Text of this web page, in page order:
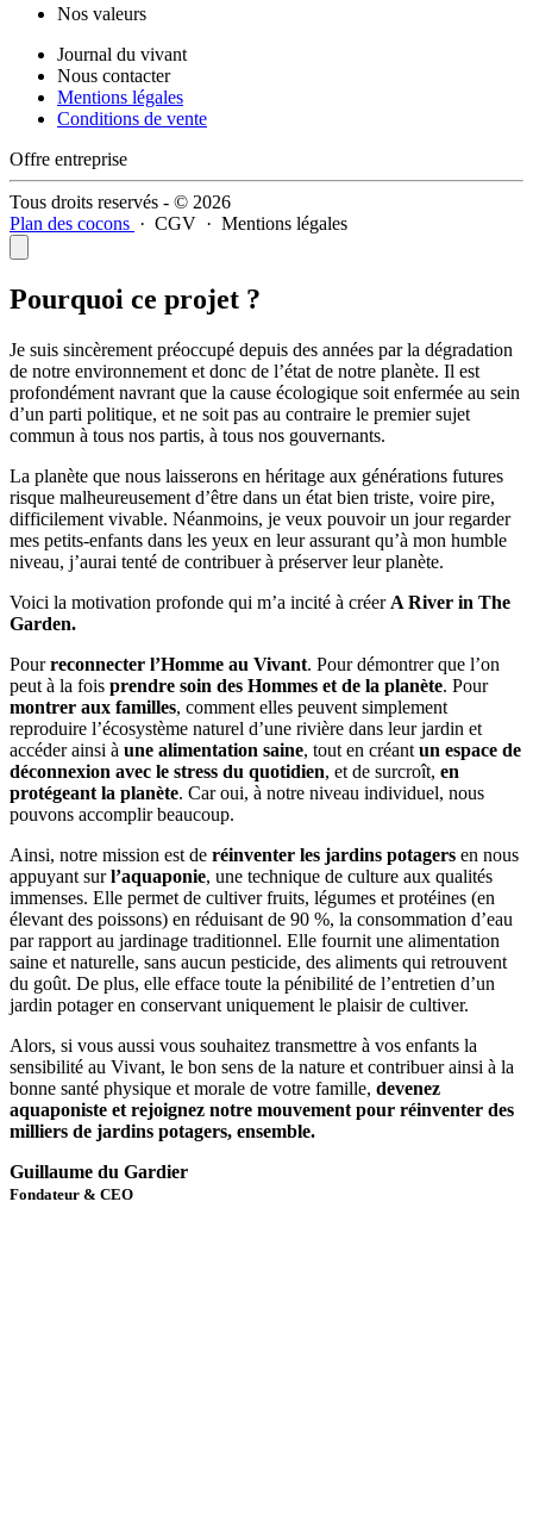
Nos valeurs
Journal du vivant
Nous contacter
Mentions légales
Conditions de vente
Offre entreprise
Tous droits reservés - © 2026
Plan des cocons · CGV · Mentions légales
Pourquoi ce projet ?
Je suis sincèrement préoccupé depuis des années par la dégradation
de notre environnement et donc de l’état de notre planète. Il est
profondément navrant que la cause écologique soit enfermée au sein
d’un parti politique, et ne soit pas au contraire le premier sujet
commun à tous nos partis, à tous nos gouvernants.
La planète que nous laisserons en héritage aux générations futures
risque malheureusement d’être dans un état bien triste, voire pire,
difficilement vivable. Néanmoins, je veux pouvoir un jour regarder
mes petits-enfants dans les yeux en leur assurant qu’à mon humble
niveau, j’aurai tenté de contribuer à préserver leur planète.
Voici la motivation profonde qui m’a incité à créer A River in The
Garden.
Pourreconnecter l’Homme au Vivant. Pour démontrer que l’on
peut à la fois prendre soin des Hommes et de la planète. Pour
montrer aux familles, comment elles peuvent simplement
reproduire l’écosystème naturel d’une rivière dans leur jardin et
accéder ainsi à une alimentation saine, tout en créant un espace de
déconnexion avec le stress du quotidien, et de surcroît, en
protégeant la planète. Car oui, à notre niveau individuel, nous
pouvons accomplir beaucoup.
Ainsi, notre mission est de réinventer les jardins potagers en nous
appuyant surl’aquaponie, une technique de culture aux qualités
immenses. Elle permet de cultiver fruits, légumes et protéines (en
élevant des poissons) en réduisant de 90 %, la consommation d’eau
par rapport au jardinage traditionnel. Elle fournit une alimentation
saine et naturelle, sans aucun pesticide, des aliments qui retrouvent
du goût. De plus, elle efface toute la pénibilité de l’entretien d’un
jardin potager en conservant uniquement le plaisir de cultiver.
Alors, si vous aussi vous souhaitez transmettre à vos enfants la
sensibilité au Vivant, le bon sens de la nature et contribuer ainsi à la
bonne santé physique et morale de votre famille, devenez
aquaponiste et rejoignez notre mouvement pour réinventer des
milliers de jardins potagers, ensemble.
Guillaume du Gardier
Fondateur & CEO